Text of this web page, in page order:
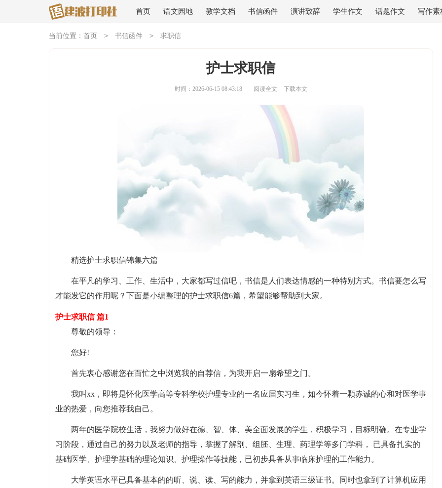
首页 语文园地 教学文档 书信函件 演讲致辞 学生作文 话题作文 写作素
当前位置： 首页 > 书信函件 > 求职信
护士求职信
时间：2026-06-15 08:43:18 阅读全文 下载本文
精选护士求职信锦集六篇
在平凡的学习、工作、生活中，大家都写过信吧，书信是人们表达情感的一种特别方式。书信要怎么写
才能发它的作用呢？下面是小编整理的护士求职信6篇，希望能够帮助到大家。
护士求职信 篇1
尊敬的领导：
您好!
首先衷心感谢您在百忙之中浏览我的自荐信，为我开启一扇希望之门。
我叫xx，即将是怀化医学高等专科学校护理专业的一名应届实习生，如今怀着一颗赤诚的心和对医学事
业的热爱，向您推荐我自己。
两年的医学院校生活，我努力做好在德、智、体、美全面发展的学生，积极学习，目标明确。在专业学
习阶段，通过自己的努力以及老师的指导，掌握了解剖、组胚、生理、药理学等多门学科， 已具备扎实的
基础医学、护理学基础的理论知识、护理操作等技能，已初步具备从事临床护理的工作能力。
大学英语水平已具备基本的的听、说、读、写的能力，并拿到英语三级证书。同时也拿到了计算机应用